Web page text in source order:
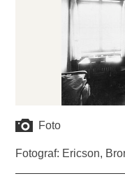
Foto
Fotograf: Ericson,